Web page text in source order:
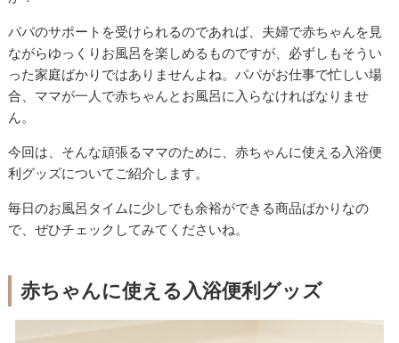
パパのサポートを受けられるのであれば、夫婦で赤ちゃんを見
ながらゆっくりお風呂を楽しめるものですが、必ずしもそうい
った家庭ばかりではありませんよね。パパがお仕事で忙しい場
合、ママが一人で赤ちゃんとお風呂に入らなければなりませ
ん。
今回は、そんな頑張るママのために、赤ちゃんに使える入浴便
利グッズについてご紹介します。
毎日のお風呂タイムに少しでも余裕ができる商品ばかりなの
で、ぜひチェックしてみてくださいね。
赤ちゃんに使える入浴便利グッズ